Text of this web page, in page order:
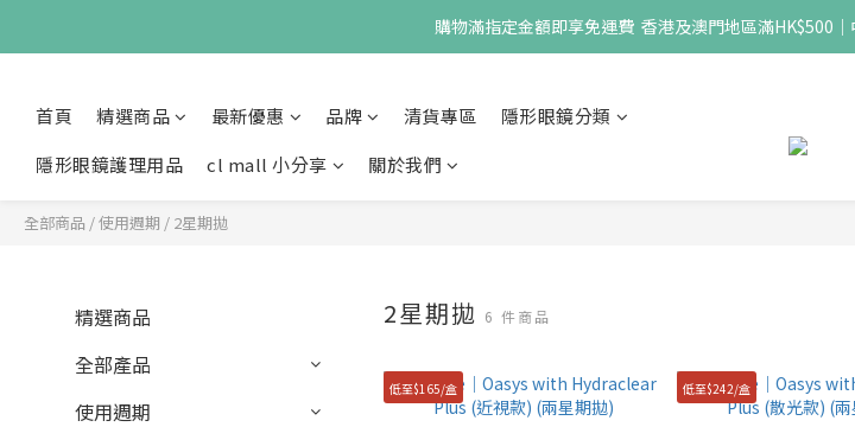
購物滿指定金額即享免運費  香港及澳門地區滿HK$500
首頁 精選商品 最新優惠 品牌 清貨專區
隱形眼鏡分類
隱形眼鏡護理用品
cl mall 小分享 關於我們
全部商品 /使用週期 / 2星期拋
精選商品
全部產品
使用週期
2星期拋 6 件商品
低至$165/盒 低至$242/盒